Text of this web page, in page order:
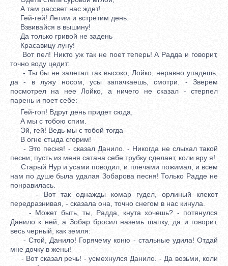
А там рассвет нас ждет!
Гей-гей! Летим и встретим день.
Взвивайся в вышину!
Да только гривой не задень
Красавицу луну!
Вот пел! Никто уж так не поет теперь! А Радда и говорит,
точно воду цедит:
- Ты бы не залетал так высоко, Лойко, неравно упадешь,
да - в лужу носом, усы запачкаешь, смотри. - Зверем
посмотрел на нее Лойко, а ничего не сказал - стерпел
парень и поет себе:
Гей-гоп! Вдруг день придет сюда,
А мы с тобою спим.
Эй, гей! Ведь мы с тобой тогда
В огне стыда сгорим!
- Это песня! - сказал Данило. - Никогда не слыхал такой
песни; пусть из меня сатана себе трубку сделает, коли вру я!
Старый Нур и усами поводил, и плечами пожимал, и всем
нам по душе была удалая Зобарова песня! Только Радде не
понравилась.
- Вот так однажды комар гудел, орлиный клекот
передразнивая, - сказала она, точно снегом в нас кинула.
- Может быть, ты, Радда, кнута хочешь? - потянулся
Данило к ней, а Зобар бросил наземь шапку, да и говорит,
весь черный, как земля:
- Стой, Данило! Горячему коню - стальные удила! Отдай
мне дочку в жены!
- Вот сказал речь! - усмехнулся Данило. - Да возьми, коли